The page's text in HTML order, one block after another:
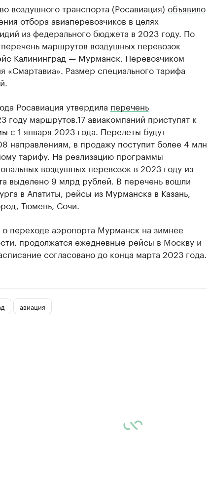
воздушного транспорта (Росавиация) объявило
отбора авиаперевозчиков в целях
из федерального бюджета в 2023 году. По
перечень маршрутов воздушных перевозок
Калининград — Мурманск. Перевозчиком
«Смартавиа». Размер специального тарифа
Росавиация утвердила перечень
году маршрутов.17 авиакомпаний приступят к
с 1 января 2023 года. Перелеты будут
направлениям, в продажу поступит более 4 млн
тарифу. На реализацию программы
воздушных перевозок в 2023 году из
выделено 9 млрд рублей. В перечень вошли
в Апатиты, рейсы из Мурманска в Казань,
Тюмень, Сочи.
о переходе аэропорта Мурманск на зимнее
продолжатся ежедневные рейсы в Москву и
согласовано до конца марта 2023 года.
авиация